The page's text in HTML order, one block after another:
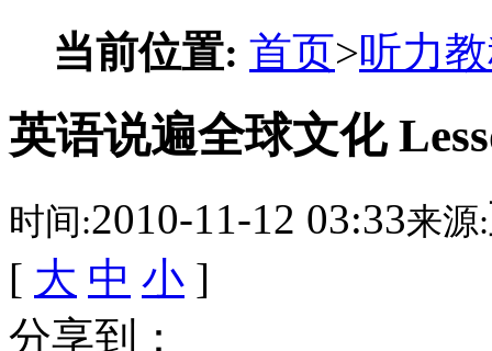
当前位置: 首页>听力
英语说遍全球文化
时间:2010-11-12 03:33来源:
[ 大 中 小 ]
分享到：